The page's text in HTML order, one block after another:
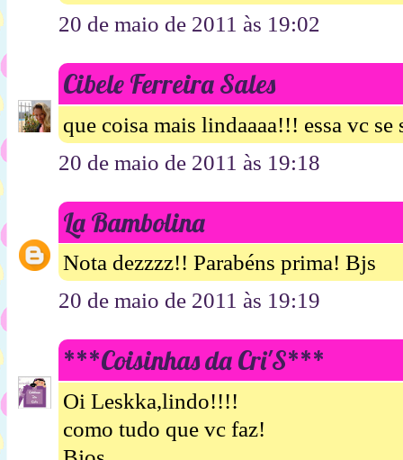
20 de maio de 2011 às 19:02
Cibele Ferreira Sales
que coisa mais lindaaaa!!! essa vc
20 de maio de 2011 às 19:18
La Bambolina
Nota dezzzz!! Parabéns prima! Bjs
20 de maio de 2011 às 19:19
***Coisinhas da Cri'S***
Oi Leskka,lindo!!!!
como tudo que vc faz!